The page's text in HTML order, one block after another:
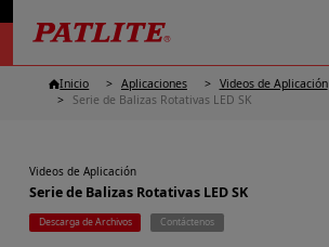
Inicio Aplicaciones
Videos de Aplicación
Serie de Balizas Rotativas LED SK
Videos de Aplicación
Serie de Balizas Rotativas LED SK
Descarga de Archivos Contáctenos